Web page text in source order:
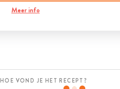
Meer info
HOE VOND JE HET RECEPT?